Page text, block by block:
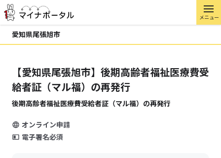
メニュー
愛知県尾張旭市
【愛知県尾張旭市】後期高齢者福祉医療費受
給者証（マル福）の再発行
後期高齢者福祉医療費受給者証（マル福）の再発行
オンライン申請
電子署名必須